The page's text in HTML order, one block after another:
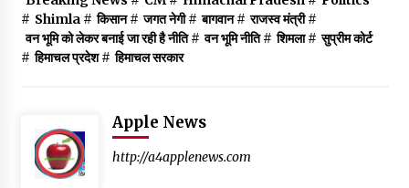
# Shimla# किसान# जगत नेगी# बागवान# राजस्व मंत्री#
वन भूमि को लेकर बनाई जा रही है नीति# वन भूमि नीति# शिमला# सुप्रीम कोर्ट
# हिमाचल प्रदेश# हिमाचल सरकार
Apple News
http://a4applenews.com